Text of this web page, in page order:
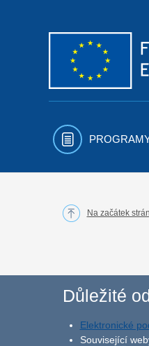
Na začátek
Důležité
Elektronické
Související